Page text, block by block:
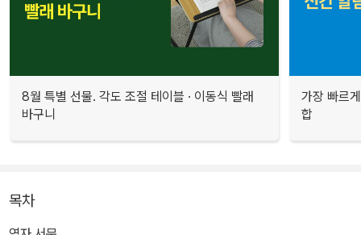
8월 특별 선물. 각도 조절 테이블 · 이동식 빨래
바구니
가장 빠르
합
목차